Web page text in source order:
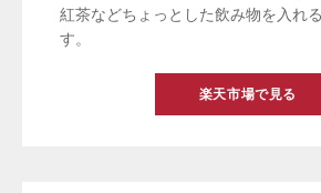
紅茶などちょっとした飲み物を入れ
す。
楽天市場で見る